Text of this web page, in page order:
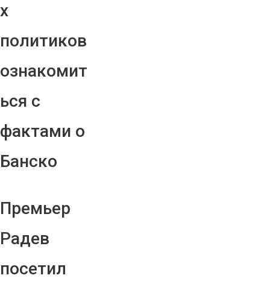
х
политиков
ознакомит
ься с
фактами о
Банско
Премьер
Радев
посетил